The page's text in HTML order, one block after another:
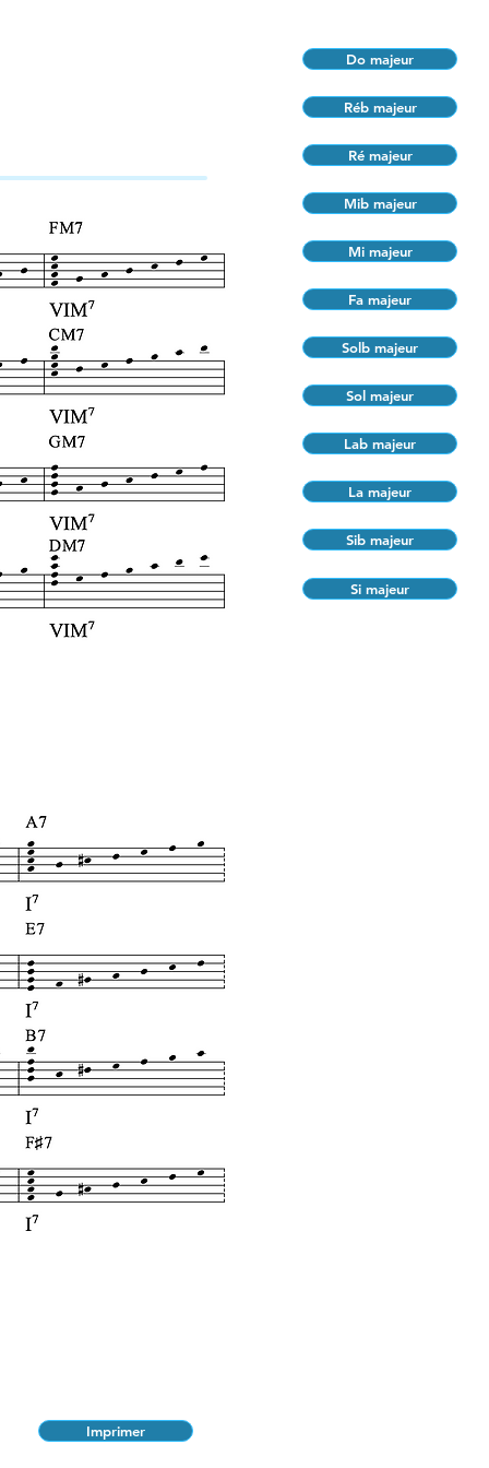
Do majeur
Réb majeur
Ré majeur
Mib majeur
Mi majeur
Fa majeur
Solb majeur
Sol majeur
Lab majeur
La majeur
Sib majeur
Si majeur
Imprimer